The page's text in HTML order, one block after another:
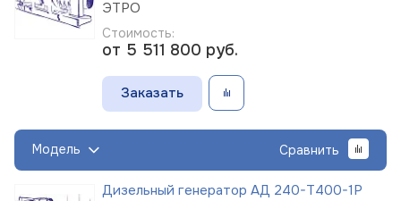
ЭТРО
Стоимость:
от 5 511 800 руб.
Заказать
Модель Сравнить
Дизельный генератор АД 240-Т400-1Р